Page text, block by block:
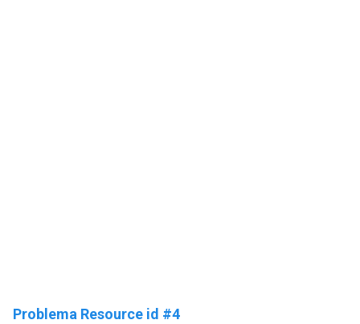
Problema Resource id #4